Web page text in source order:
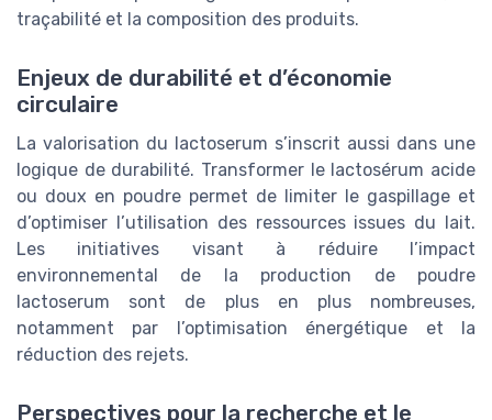
traçabilité et la composition des produits.
Enjeux de durabilité et d’économie
circulaire
La valorisation du lactoserum s’inscrit aussi dans une
logique de durabilité. Transformer le lactosérum acide
ou doux en poudre permet de limiter le gaspillage et
d’optimiser l’utilisation des ressources issues du lait.
Les initiatives visant à réduire l’impact
environnemental de la production de poudre
lactoserum sont de plus en plus nombreuses,
notamment par l’optimisation énergétique et la
réduction des rejets.
Perspectives pour la recherche et le